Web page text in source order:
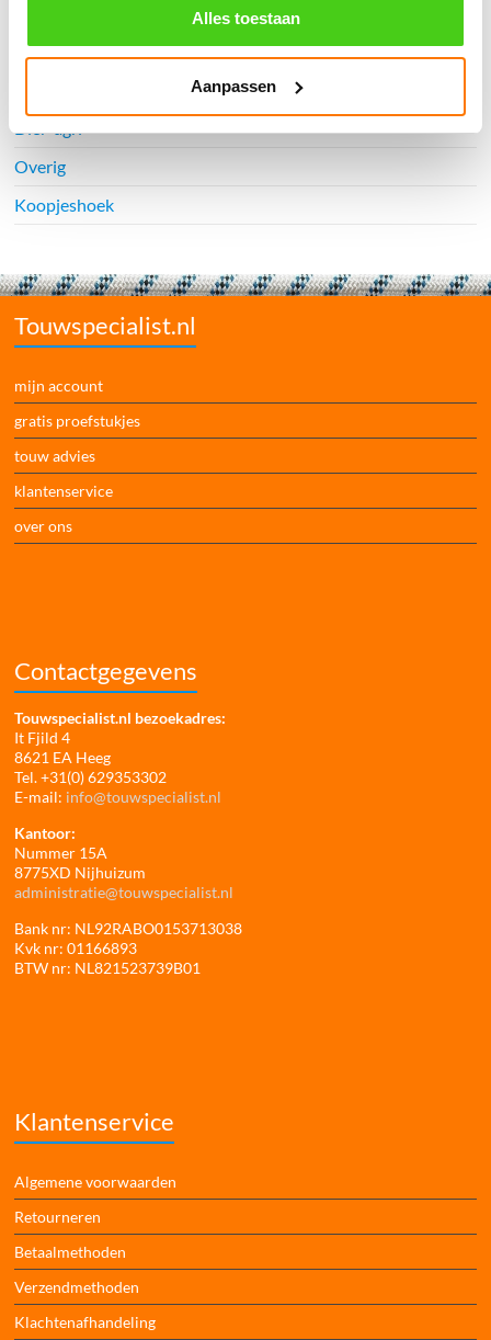
Alles toestaan
Aanpassen
Interieur
Dier-agri
Overig
Koopjeshoek
Touwspecialist.nl
mijn account
gratis proefstukjes
touw advies
klantenservice
over ons
Contactgegevens
Touwspecialist.nl bezoekadres:
It Fjild 4
8621 EA Heeg
Tel. +31(0) 629353302
E-mail: info@touwspecialist.nl
Kantoor:
Nummer 15A
8775XD Nijhuizum
administratie@touwspecialist.nl
Bank nr: NL92RABO0153713038
Kvk nr: 01166893
BTW nr: NL821523739B01
Klantenservice
Algemene voorwaarden
Retourneren
Betaalmethoden
Verzendmethoden
Klachtenafhandeling